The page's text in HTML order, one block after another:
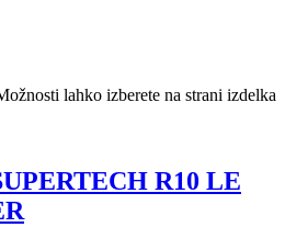
lahko izberete na strani izdelka
R10 LE